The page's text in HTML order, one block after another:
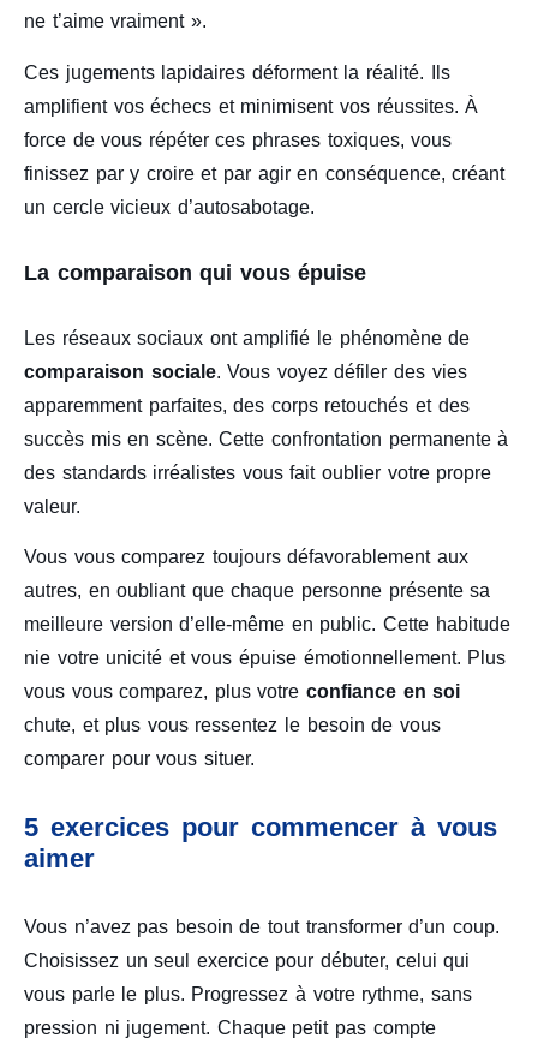
ne t’aime vraiment ».
Ces jugements lapidaires déforment la réalité. Ils
amplifient vos échecs et minimisent vos réussites. À
force de vous répéter ces phrases toxiques, vous
finissez par y croire et par agir en conséquence, créant
un cercle vicieux d’autosabotage.
La comparaison qui vous épuise
Les réseaux sociaux ont amplifié le phénomène de
comparaison sociale. Vous voyez défiler des vies
apparemment parfaites, des corps retouchés et des
succès mis en scène. Cette confrontation permanente à
des standards irréalistes vous fait oublier votre propre
valeur.
Vous vous comparez toujours défavorablement aux
autres, en oubliant que chaque personne présente sa
meilleure version d’elle-même en public. Cette habitude
nie votre unicité et vous épuise émotionnellement. Plus
vous vous comparez, plus votreconfiance en soi
chute, et plus vous ressentez le besoin de vous
comparer pour vous situer.
5 exercices pour commencer à vous
aimer
Vous n’avez pas besoin de tout transformer d’un coup.
Choisissez un seul exercice pour débuter, celui qui
vous parle le plus. Progressez à votre rythme, sans
pression ni jugement. Chaque petit pas compte